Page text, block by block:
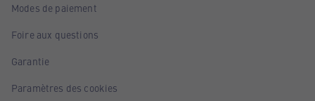
Modes de paiement
Foire aux questions
Garantie
Paramètres des cookies